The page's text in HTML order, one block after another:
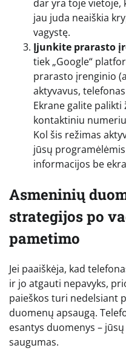
dar yra toje vietoje,
jau juda neaiškia
vagystę.
Įjunkite prarasto
tiek „Google“
prarasto įrenginio
aktyvavus,
Ekrane galite
kontaktiniu
Kol šis režimas
jūsų
informacijos be
Asmeninių
strategijos po
pametimo
Jei paaiškėja, kad
ir jo atgauti nepavyks,
paieškos turi nedelsiant
duomenų apsaugą.
esantys duomenys –
saugumas.